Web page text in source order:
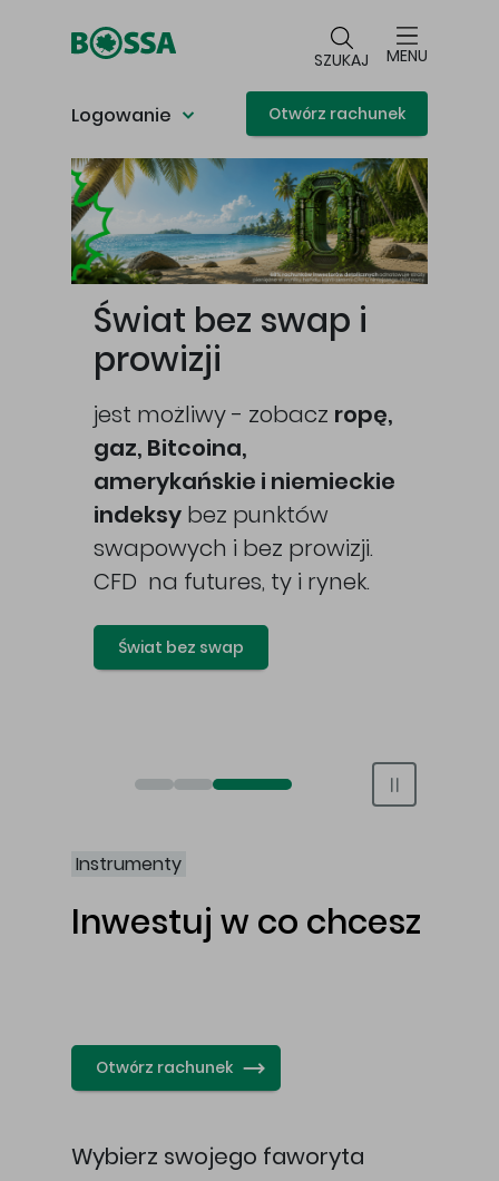
SZUKAJ MENU
Logowanie Otwórz rachunek
Główna treść
Świat bez swap i
prowizji
jest możliwy - zobacz ropę,
gaz, Bitcoina,
amerykańskie i niemieckie
indeksy bez punktów
swapowych i bez prowizji.
CFD na futures, ty i rynek.
Świat bez swap
Otwórz rachunek maklerski online
Otwórz konto IKE/IKZE
Świat bez swap i prowizji
Instrumenty
Inwestuj w co chcesz
Otwórz rachunek
Wybierz swojego faworyta